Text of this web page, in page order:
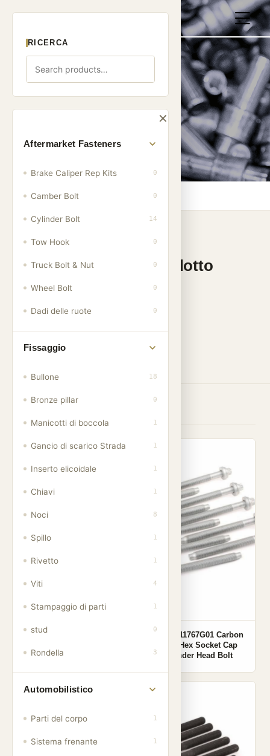
Prodotti
Casa/Prodotti
Categorie di prodotto
FILTRO
RICERCA
✕
Aftermarket Fasteners
Brake Caliper Rep Kits 0
Camber Bolt 0
Cylinder Bolt 14
Tow Hook 0
Truck Bolt & Nut 0
Wheel Bolt 0
Dadi delle ruote 0
Fissaggio
Bullone 18
Bronze pillar 0
Manicotti di boccola 1
Gancio di scarico Strada 1
Inserto elicoidale 1
Chiavi 1
Noci 8
Spillo 1
Rivetto 1
Viti 4
Stampaggio di parti 1
stud 0
Rondella 3
Automobilistico
Parti del corpo 1
Sistema frenante 1
001
OEM 9633190080 Carbon
Cylinder Head Bolt
OEM 1111767G01 Carbon
Steel Hex Socket Cap
Cylinder Head Bolt
001 001